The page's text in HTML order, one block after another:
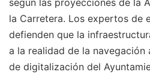
la Carretera. Los expertos de
defienden que la
a la realidad de la
de digitalización del